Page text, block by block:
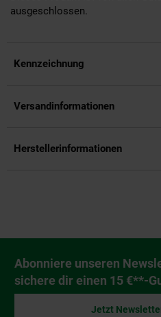
ausgeschlossen.
Kennzeichnung
Versandinformationen
Herstellerinformationen
Newsletter Anmeldung
Abonniere unseren
sichere dir einen 15 €**-
Jetzt